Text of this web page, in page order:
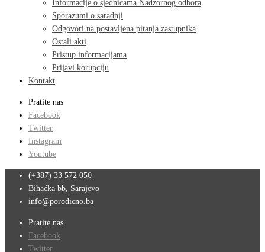
Informacije o sjednicama Nadzornog odbora
Sporazumi o saradnji
Odgovori na postavljena pitanja zastupnika
Ostali akti
Pristup informacijama
Prijavi korupciju
Kontakt
Pratite nas
Facebook
Twitter
Instagram
Youtube
(+387) 33 572 050
Bihaćka bb, Sarajevo
info@porodicno.ba
Pratite nas
Facebook
Twitter